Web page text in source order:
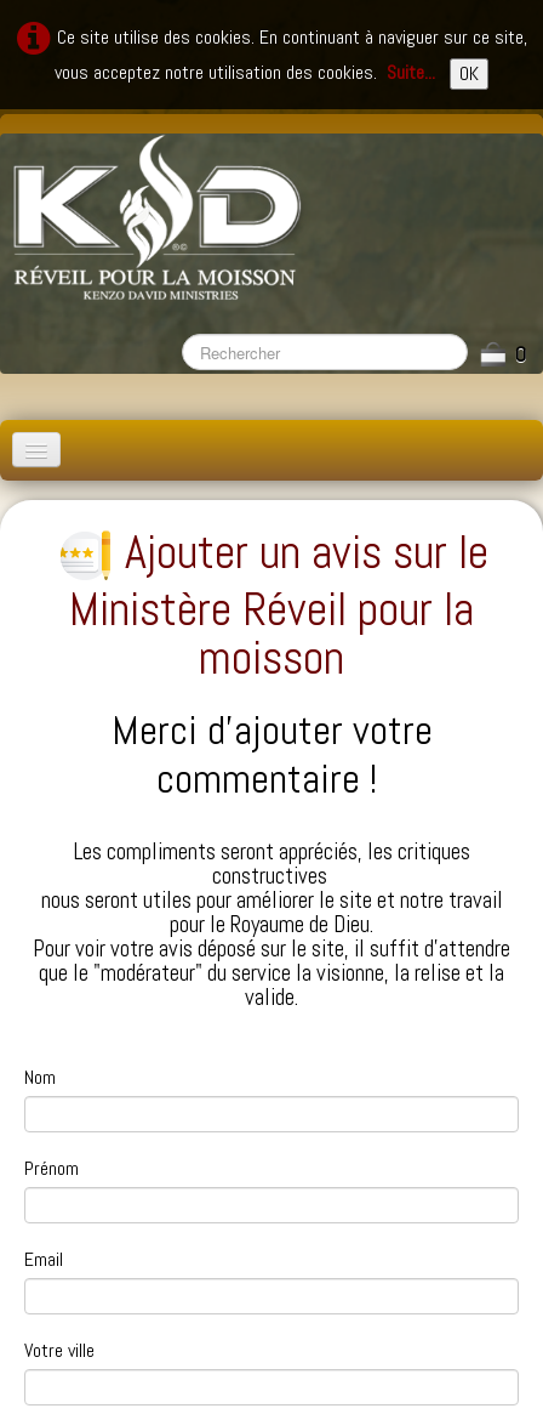
Ce site utilise des cookies. En continuant à naviguer sur ce site,
vous acceptez notre utilisation des cookies. Suite... OK
0
Accueil
Messages
▼
Événements
Ressources▼
Boutique
Contact
Ajouter un avis sur le
Ministère Réveil pour la
moisson
Merci d’ajouter votre
commentaire !
Les compliments seront appréciés, les critiques
constructives
nous seront utiles pour améliorer le site et notre travail
pour le Royaume de Dieu.
Pour voir votre avis déposé sur le site, il suffit d'attendre
que le "modérateur" du service la visionne, la relise et la
valide.
Nom
Prénom
Email
Votre ville